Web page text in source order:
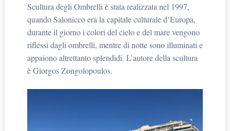
Scultura degli Ombrelli è stata realizzata nel 1997,
quando Salonicco era la capitale culturale d’Europa,
durante il giorno i colori del cielo e del mare vengono
riflessi dagli ombrelli, mentre di notte sono illuminati e
appaiono altrettanto splendidi. L’autore della scultura
è Giorgos Zongolopoulos.